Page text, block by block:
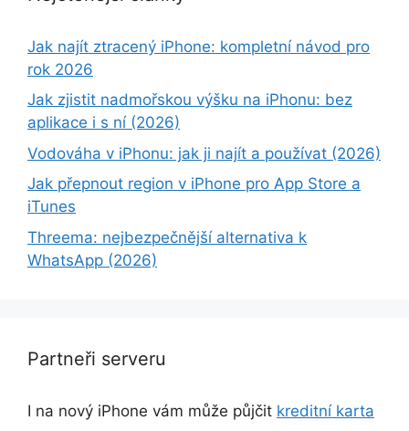
Jak najít ztracený iPhone: kompletní návod pro
rok 2026
Jak zjistit nadmořskou výšku na iPhonu: bez
aplikace i s ní (2026)
Vodováha v iPhonu: jak ji najít a používat (2026)
Jak přepnout region v iPhone pro App Store a
iTunes
Threema: nejbezpečnější alternativa k
WhatsApp (2026)
Partneři serveru
I na nový iPhone vám může půjčit kreditní karta